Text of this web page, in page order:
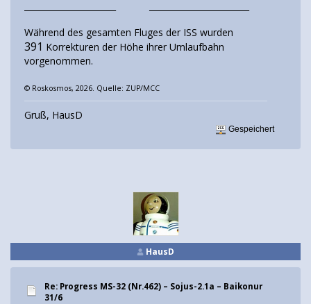
Während des gesamten Fluges der ISS wurden
391 Korrekturen der Höhe ihrer Umlaufbahn
vorgenommen.
© Roskosmos, 2026. Quelle: ZUP/MCC
Gruß, HausD
Gespeichert
HausD
Re: Progress MS-32 (Nr.462) – Sojus-2.1а – Baikonur
31/6